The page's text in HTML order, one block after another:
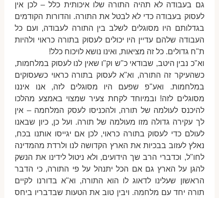
גם בעבודה לא תהיה התורה שלו איכותית כלל – לכן אין
לעסוק בעבודה כדי לא לבטל את התורה. והדורות הקודמים
בגדלותם היו מסוגלים לשלב בין התורה לעבודה, ועם כל
העבודה שלהם עדיין היו יכולים לעסוק בתורה כראוי ולהיות
ת"ח גדולים. כל זה מציאות, ואינו נושא לויכוח כלל!
וא"כ נבין היטב, שבודאי כ"ש וק"ו שאין לנו לעסוק במלחמות,
כשהעיקר זה התורה, וא"א לעסוק בתורה כראוי כשעסוקים
במלחמות. ואע"פ שפעם היו מסוגלים לזה, אנו איננו
מסוגלים לזה! ובמיוחד לקחת צעיר שמצוי באמצע מהלכו
להיכנס לעולמה של תורה, ולהכניסו לעסק המלחמה – אין
לך עקירה גדולה מזו מעולמה של תורה. ועל כן, כיון שבאנו
לעולם כדי לעסוק בתורה כראוי, לכן אם יגייסו אותנו בכח,
נאלץ לעזוב בבכיות את הארץ הקדושה לנו ולרדת מהמדינה
לחו"ל, וכדברי הרב שך הידועים, ולא ניטול לידינו את הנשק
להגן על הארץ גם אם הכל יתנהל על פי התורה, כי הדבר
הראשון שעלינו לדאוג לו הוא התורה, וא"א בדורנו לקיים
תורה יחד עם מלחמה. ויבין טוב את הטעות שבדבריו ביחס